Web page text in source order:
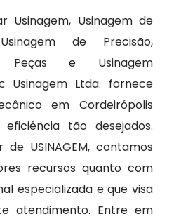
Usinagem, Usinagem de
de Precisão,
Peças e Usinagem
Usinagem Ltda. fornece
em Cordeirópolis
tão desejados.
USINAGEM, contamos
recursos quanto com
especializada e que visa
atendimento. Entre em